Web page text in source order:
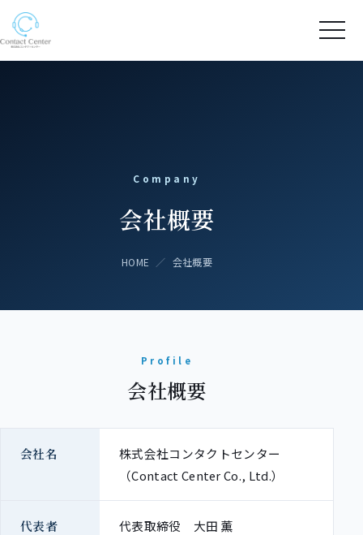
Company
会社概要
HOME ／ 会社概要
Profile
会社概要
会社名
株式会社コンタクトセンター
（Contact Center Co., Ltd.）
代表者 代表取締役 大田 薫